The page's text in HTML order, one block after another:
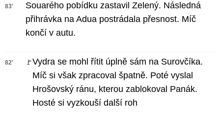
83'
Souarého pobídku zastavil Zelený. Následná
přihrávka na Adua postrádala přesnost. Míč
končí v autu.
82' 🚩Vydra se mohl řítit úplně sám na Surovčíka.
Míč si však zpracoval špatně. Poté vyslal
Hrošovský ránu, kterou zablokoval Panák.
Hosté si vyzkouší další roh